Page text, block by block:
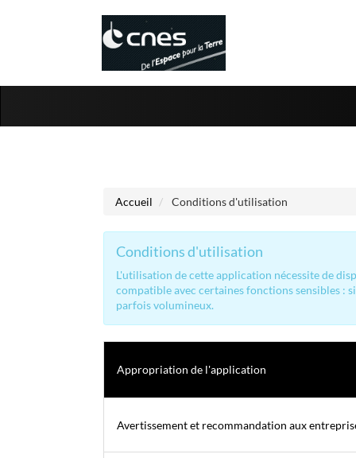
Accueil Conditions d'utilisation
Conditions d'utilisation
L'utilisation de cette application nécessite de
compatible avec certaines fonctions sensibles :
parfois volumineux.
Appropriation de l'application
Avertissement et recommandation aux